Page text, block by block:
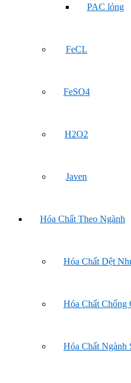
PAC lỏng
FeCL
FeSO4
H2O2
Javen
Hóa Chất Theo Ngành
Hóa Chất Dệt
Hóa Chất Chống
Hóa Chất Ngành